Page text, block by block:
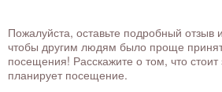
Пожалуйста, оставьте подробный отзыв
чтобы другим людям было проще
посещения! Расскажите о том, что стоит
планирует посещение.